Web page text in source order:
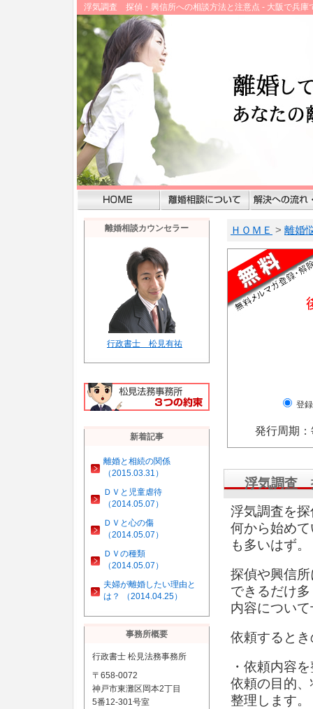
浮気調査 探偵・興信所への相談方法と注意点 - 大阪で兵
ＨＯＭＥ > 離婚
登録
発行周期
浮気調査
浮気調査を
何から始め
も多いはず。
探偵や興信
できるだけ
内容につい
依頼すると
・依頼内容
依頼の目的
整理します。
離婚相談カウンセラー
行政書士 松見有祐
新着記事
離婚と相続の関係
（2015.03.31）
ＤＶと児童虐待
（2014.05.07）
ＤＶと心の傷
（2014.05.07）
ＤＶの種類
（2014.05.07）
夫婦が離婚したい理由と
は？ （2014.04.25）
事務所概要
行政書士 松見法務事務所
〒658-0072
神戸市東灘区岡本2丁目
5番12-301号室